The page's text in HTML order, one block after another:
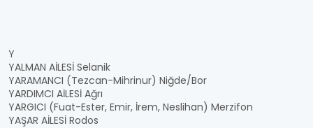
Y
YALMAN AİLESİ Selanik
YARAMANCI (Tezcan-Mihrinur) Niğde/Bor
YARDIMCI AİLESİ Ağrı
YARGICI (Fuat-Ester, Emir, İrem, Neslihan) Merzifon
YAŞAR AİLESİ Rodos